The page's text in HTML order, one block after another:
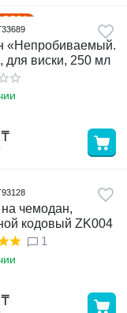
29%
«Непробиваемый.
для виски, 250 мл
₸
чемодан,
кодовый ZK004
1
₸